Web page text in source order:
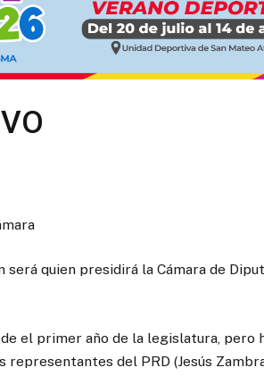
quien presidirá la Cámara de
el primer año de la legislatura, pero
del PRD (Jesús